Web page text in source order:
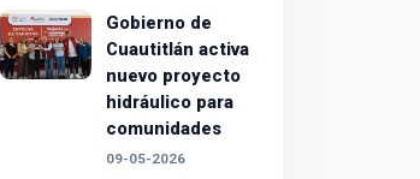
Gobierno de
Cuautitlán activa
nuevo proyecto
hidráulico para
comunidades
09-05-2026